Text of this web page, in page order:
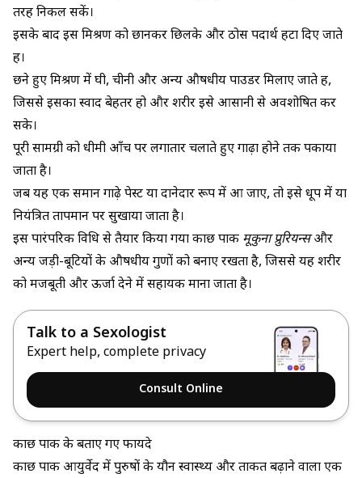
तरह निकल सकें।
इसके बाद इस मिश्रण को छानकर छिलके और ठोस पदार्थ हटा दिए जाते
हैं।
छने हुए मिश्रण में घी, चीनी और अन्य औषधीय पाउडर मिलाए जाते हैं,
जिससे इसका स्वाद बेहतर हो और शरीर इसे आसानी से अवशोषित कर
सके।
पूरी सामग्री को धीमी आँच पर लगातार चलाते हुए गाढ़ा होने तक पकाया
जाता है।
जब यह एक समान गाढ़े पेस्ट या दानेदार रूप में आ जाए, तो इसे धूप में या
नियंत्रित तापमान पर सुखाया जाता है।
इस पारंपरिक विधि से तैयार किया गया कौंछ पाक मूकुना प्रुरियन्सऔर
अन्य जड़ी-बूटियों के औषधीय गुणों को बनाए रखता है, जिससे यह शरीर
को मजबूती और ऊर्जा देने में सहायक माना जाता है।
Talk to a Sexologist
Expert help, complete privacy
Consult Online
कौंछ पाक के बताए गए फायदे
कौंछ पाक आयुर्वेद में पुरुषों के यौन स्वास्थ्य और ताकत बढ़ाने वाला एक